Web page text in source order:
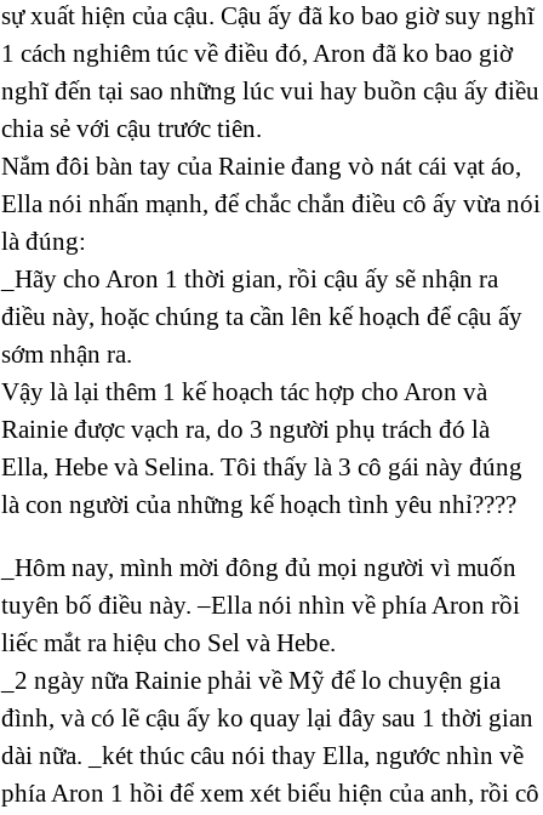
sự xuất hiện của cậu. Cậu ấy đã ko bao giờ suy nghĩ
1 cách nghiêm túc về điều đó, Aron đã ko bao giờ
nghĩ đến tại sao những lúc vui hay buồn cậu ấy điều
chia sẻ với cậu trước tiên.
Nắm đôi bàn tay của Rainie đang vò nát cái vạt áo,
Ella nói nhấn mạnh, để chắc chắn điều cô ấy vừa nói
là đúng:
_Hãy cho Aron 1 thời gian, rồi cậu ấy sẽ nhận ra
điều này, hoặc chúng ta cần lên kế hoạch để cậu ấy
sớm nhận ra.
Vậy là lại thêm 1 kế hoạch tác hợp cho Aron và
Rainie được vạch ra, do 3 người phụ trách đó là
Ella, Hebe và Selina. Tôi thấy là 3 cô gái này đúng
là con người của những kế hoạch tình yêu nhỉ????
_Hôm nay, mình mời đông đủ mọi người vì muốn
tuyên bố điều này. –Ella nói nhìn về phía Aron rồi
liếc mắt ra hiệu cho Sel và Hebe.
_2 ngày nữa Rainie phải về Mỹ để lo chuyện gia
đình, và có lẽ cậu ấy ko quay lại đây sau 1 thời gian
dài nữa. _két thúc câu nói thay Ella, ngước nhìn về
phía Aron 1 hồi để xem xét biểu hiện của anh, rồi cô